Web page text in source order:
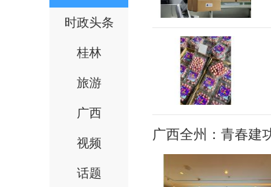
时政头条
桂林
旅游
广西
视频
话题
广西全州：青春建